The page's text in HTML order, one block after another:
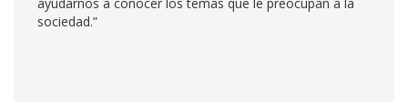
sociedad.”